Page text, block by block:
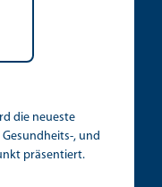
die neueste
, und
präsentiert.